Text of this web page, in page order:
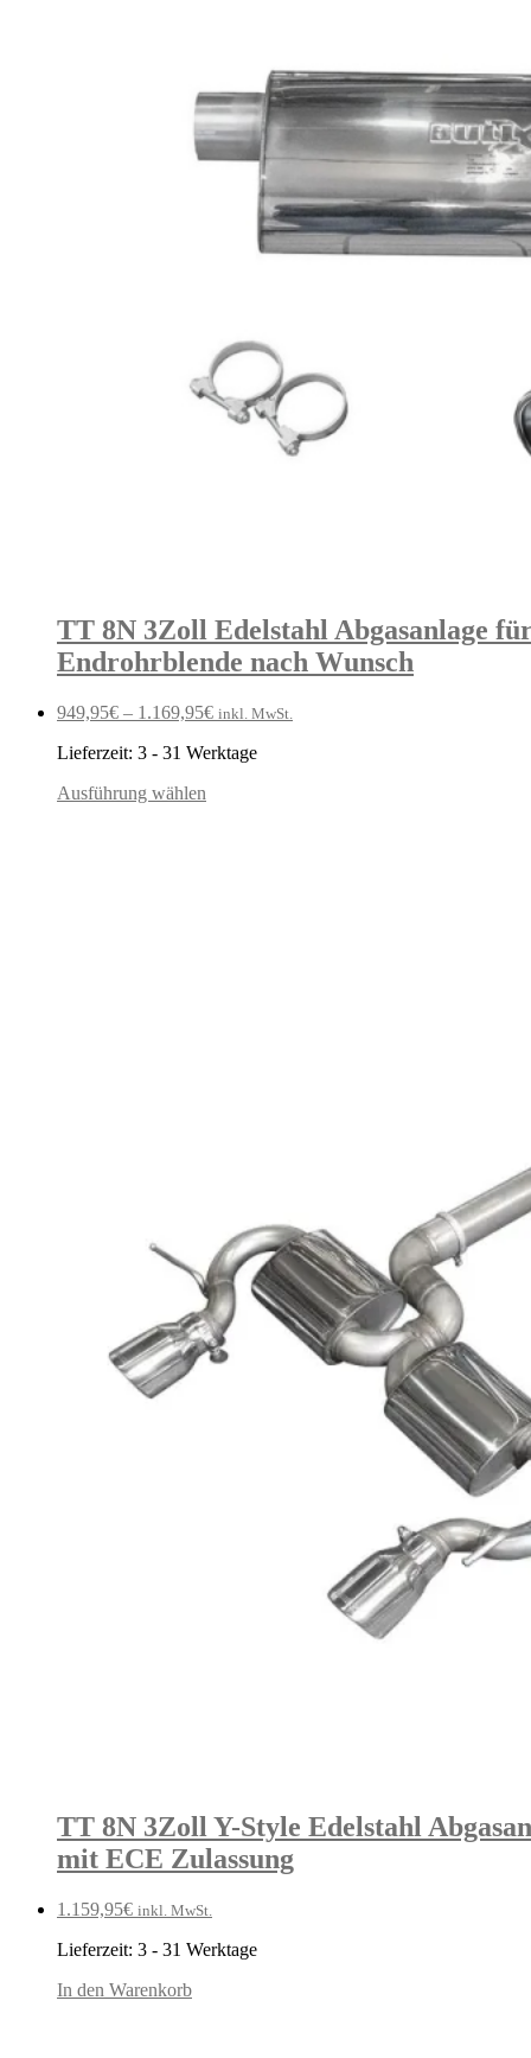
TT 8N 3Zoll Edelstahl Abgasanlage
Endrohrblende nach Wunsch
949,95€ – 1.169,95€ inkl. MwSt.
Lieferzeit: 3 - 31 Werktage
Ausführung wählen
TT 8N 3Zoll Y-Style Edelstahl
mit ECE Zulassung
1.159,95€ inkl. MwSt.
Lieferzeit: 3 - 31 Werktage
In den Warenkorb